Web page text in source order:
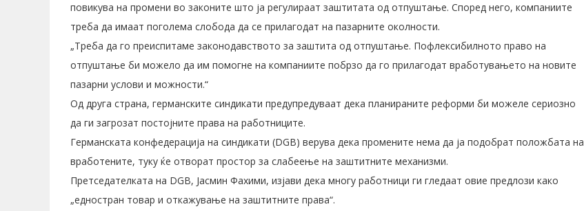
повикува на промени во законите што ја регулираат заштитата од отпуштање. Според него, компаниите
треба да имаат поголема слобода да се прилагодат на пазарните околности.
„Треба да го преиспитаме законодавството за заштита од отпуштање. Пофлексибилното право на
отпуштање би можело да им помогне на компаниите побрзо да го прилагодат вработувањето на новите
пазарни услови и можности.“
Од друга страна, германските синдикати предупредуваат дека планираните реформи би можеле сериозно
да ги загрозат постојните права на работниците.
Германската конфедерација на синдикати (DGB) верува дека промените нема да ја подобрат положбата на
вработените, туку ќе отворат простор за слабеење на заштитните механизми.
Претседателката на DGB, Јасмин Фахими, изјави дека многу работници ги гледаат овие предлози како
„едностран товар и откажување на заштитните права“.